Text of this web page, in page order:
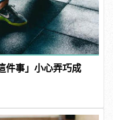
件事」小心弄巧成